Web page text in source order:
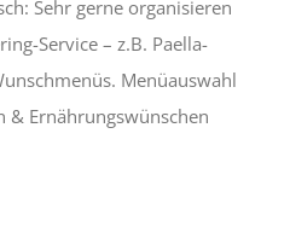
Sehr gerne organisieren
Service – z.B. Paella-
Menüauswahl
& Ernährungswünschen